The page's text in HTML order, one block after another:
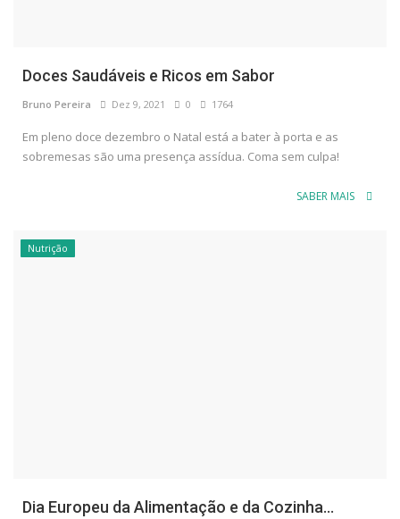
Doces Saudáveis e Ricos em Sabor
Bruno Pereira Dez 9, 2021 0 1764
Em pleno doce dezembro o Natal está a bater à porta e as
sobremesas são uma presença assídua. Coma sem culpa!
SABER MAIS
Nutrição
Dia Europeu da Alimentação e da Cozinha...